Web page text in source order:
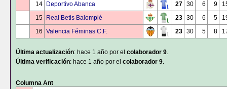
14
Deportivo Abanca 27 30 6 9
15
Real Betis Balompié 23 30 6 5
16 Valencia Féminas C.F. 23 30 5 8
Última actualización: hace 1 año por el colaborador 9.
Última verificación: hace 1 año por el colaborador 9.
Columna Ant